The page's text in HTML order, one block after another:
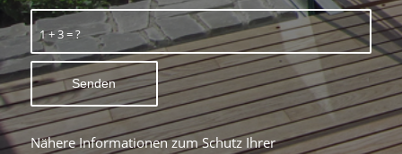
1 + 3 = ?
Nähere Informationen zum Schutz Ihrer